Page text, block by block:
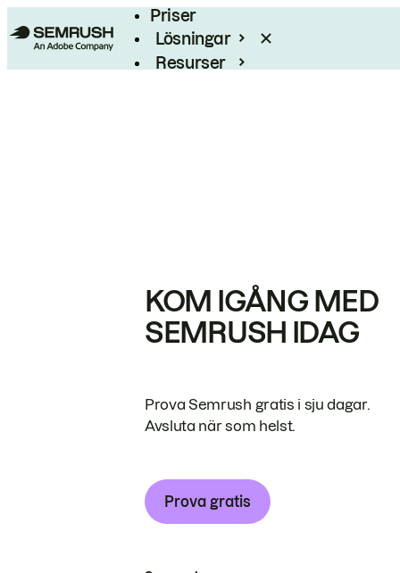
Priser
Lösningar
Resurser
KOM IGÅNG MED
SEMRUSH IDAG
Prova Semrush gratis i sju dagar.
Avsluta när som helst.
Prova gratis